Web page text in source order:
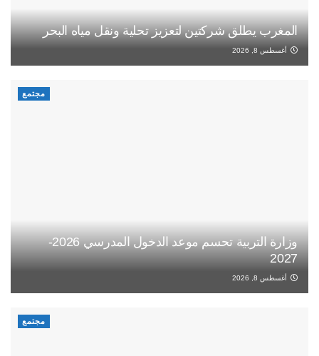
المغرب يطلق شركتين لتعزيز تحلية ونقل مياه البحر
أغسطس 8, 2026
مجتمع
وزارة التربية تحسم موعد الدخول المدرسي 2026-
2027
أغسطس 8, 2026
مجتمع